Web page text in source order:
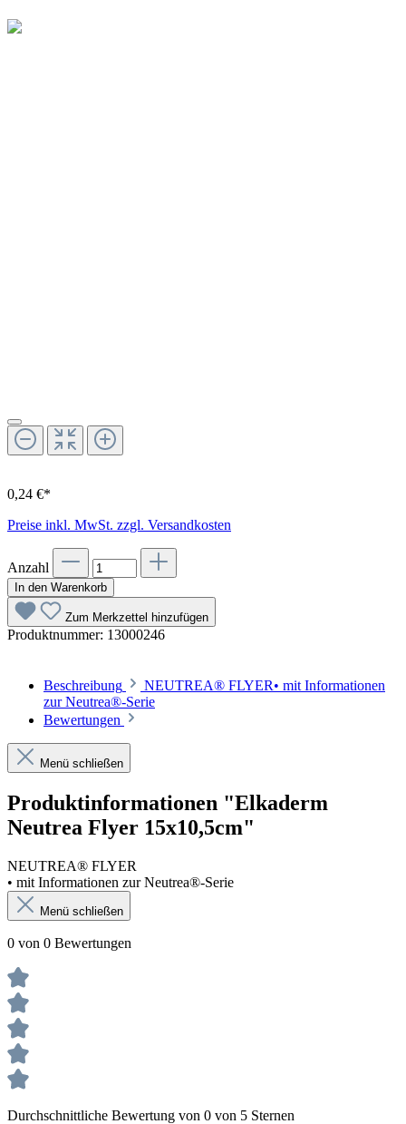
0,24 €*
Preise inkl. MwSt. zzgl. Versandkosten
Anzahl
In den Warenkorb
Zum Merkzettel hinzufügen
Produktnummer: 13000246
Beschreibung
NEUTREA® FLYER• mit Informationen
zur Neutrea®-Serie
Bewertungen
Menü schließen
Produktinformationen "Elkaderm
Neutrea Flyer 15x10,5cm"
NEUTREA® FLYER
• mit Informationen zur Neutrea®-Serie
Menü schließen
0 von 0 Bewertungen
Durchschnittliche Bewertung von 0 von 5 Sternen